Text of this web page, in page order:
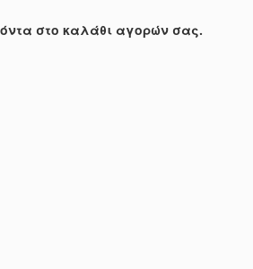
στο καλάθι αγορών σας.